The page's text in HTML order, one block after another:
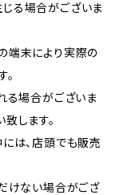
る場合がございま
端末により実際の
る場合がございま
します。
には、店頭でも販売
けない場合がござ